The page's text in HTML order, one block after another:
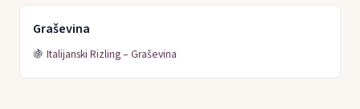
Graševina
🍇 Italijanski Rizling – Graševina